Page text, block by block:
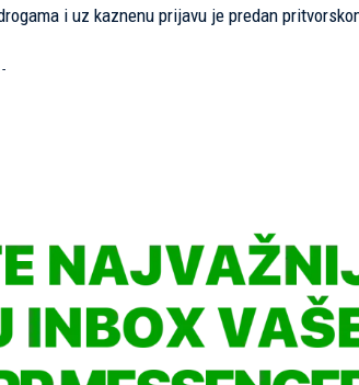
i uz kaznenu prijavu je predan